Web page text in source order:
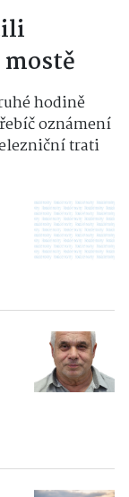
hodině
oznámení
trati